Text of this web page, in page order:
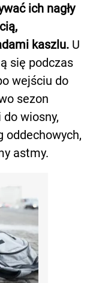
ich nagły
kaszlu. U
się podczas
wejściu do
sezon
wiosny,
oddechowych,
astmy.